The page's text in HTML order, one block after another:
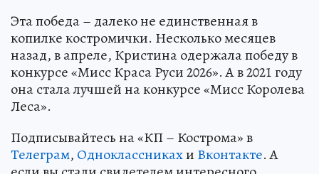
Эта победа – далеко не единственная в
копилке костромички. Несколько месяцев
назад, в апреле, Кристина одержала победу в
конкурсе «Мисс Краса Руси 2026». А в 2021 году
она стала лучшей на конкурсе «Мисс Королева
Леса».
Подписывайтесь на «КП – Кострома» в
Телеграм, Одноклассникахи Вконтакте. А